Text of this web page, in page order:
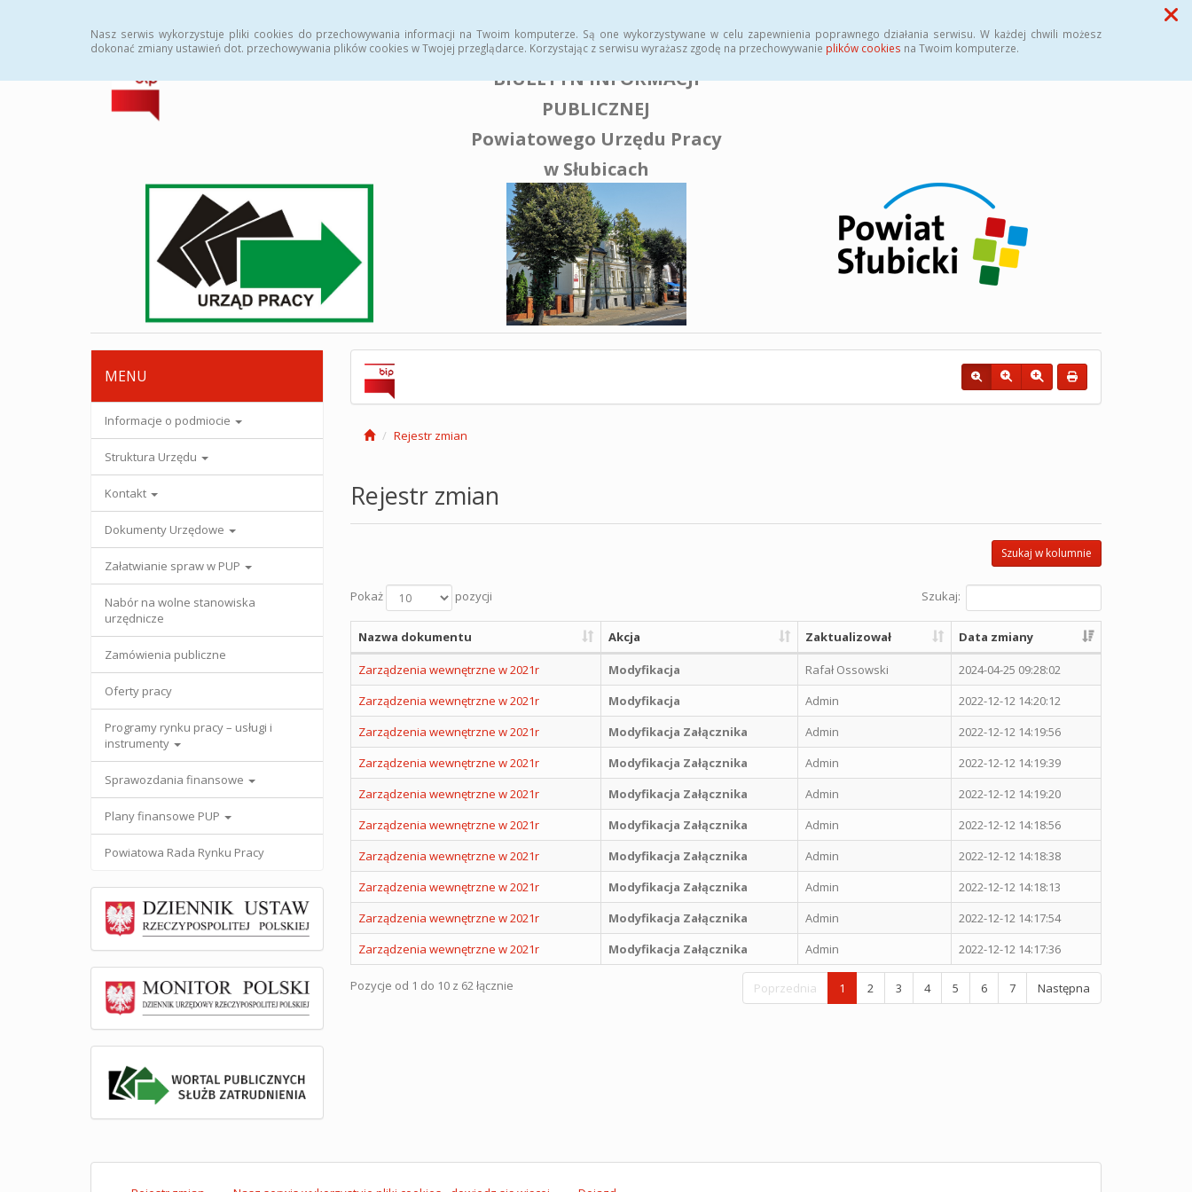
Nasz serwis wykorzystuje pliki cookies do przechowywania informacji na Twoim komputerze. Są one wykorzystywane w celu zapewnienia poprawnego działania serwisu. W każdej chwili możesz
dokonać zmiany ustawień dot. przechowywania plików cookies w Twojej przeglądarce. Korzystając z serwisu wyrażasz zgodę na przechowywanie plików cookies na Twoim komputerze.
Przycisk wyszukaj duży
BIULETYN INFORMACJI
PUBLICZNEJ
Powiatowego Urzędu Pracy
w Słubicach
MENU
Informacje o podmiocie
Struktura Urzędu
Kontakt
Dokumenty Urzędowe
Załatwianie spraw w PUP
Nabór na wolne stanowiska
urzędnicze
Zamówienia publiczne
Oferty pracy
Programy rynku pracy – usługi i
instrumenty
Sprawozdania finansowe
Plany finansowe PUP
Powiatowa Rada Rynku Pracy
Rejestr zmian
Rejestr zmian
Szukaj w kolumnie
Pokaż pozycji Szukaj:
Nazwa dokumentu Akcja Zaktualizował Data zmiany
Zarządzenia wewnętrzne w 2021r Modyfikacja Rafał Ossowski
2024-04-25 09:28:02
Zarządzenia wewnętrzne w 2021r
Modyfikacja Admin
2022-12-12 14:20:12
Zarządzenia wewnętrzne w 2021r
Modyfikacja Załącznika Admin
2022-12-12 14:19:56
Zarządzenia wewnętrzne w 2021r
Modyfikacja Załącznika Admin
2022-12-12 14:19:39
Zarządzenia wewnętrzne w 2021r
Modyfikacja Załącznika Admin
2022-12-12 14:19:20
Zarządzenia wewnętrzne w 2021r
Modyfikacja Załącznika Admin
2022-12-12 14:18:56
Zarządzenia wewnętrzne w 2021r
Modyfikacja Załącznika Admin
2022-12-12 14:18:38
Zarządzenia wewnętrzne w 2021r
Modyfikacja Załącznika Admin
2022-12-12 14:18:13
Zarządzenia wewnętrzne w 2021r
Modyfikacja Załącznika Admin
2022-12-12 14:17:54
Zarządzenia wewnętrzne w 2021r
Modyfikacja Załącznika Admin 2022-12-12 14:17:36
Pozycje od 1 do 10 z 62 łącznie Poprzednia 1 2 3 4 5 6 7 Następna